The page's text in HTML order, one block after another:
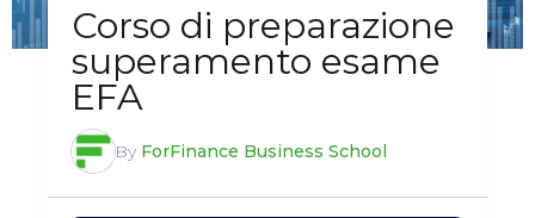
Corso di preparazione
superamento esame
EFA
By ForFinance Business School